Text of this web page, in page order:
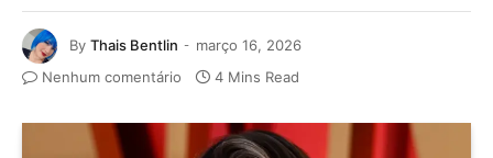
By Thais Bentlin
março 16, 2026
Nenhum comentário
4 Mins Read